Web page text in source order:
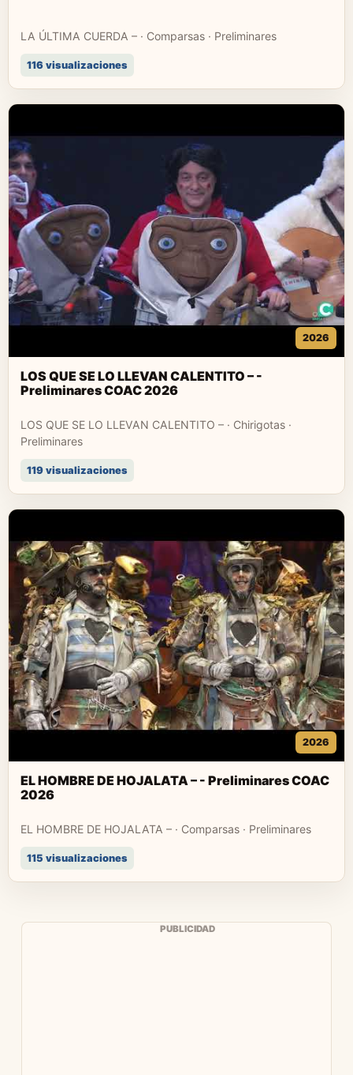
LA ÚLTIMA CUERDA – · Comparsas · Preliminares
116 visualizaciones
2026
LOS QUE SE LO LLEVAN CALENTITO – -
Preliminares COAC 2026
LOS QUE SE LO LLEVAN CALENTITO – · Chirigotas ·
Preliminares
119 visualizaciones
2026
EL HOMBRE DE HOJALATA – - Preliminares COAC
2026
EL HOMBRE DE HOJALATA – · Comparsas · Preliminares
115 visualizaciones
PUBLICIDAD